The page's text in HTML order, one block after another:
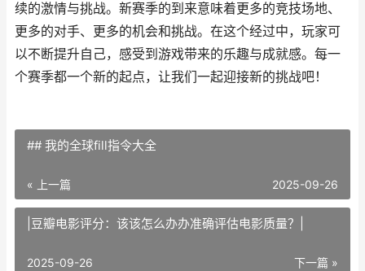
续的激情与挑战。新赛季的到来意味着更多的竞技场地、
更多的对手、更多的机会和挑战。在这个经过中，玩家可
以不断提升自己，感受到游戏带来的乐趣与成就感。每一
个赛季都一个新的起点，让我们一起迎接新的挑战吧！
## 我的全球fill指令大全
« 上一篇 2025-09-26
|豆瓣电影评分：该该怎么办办准确评估电影质量？|
下一篇 »
2025-09-26